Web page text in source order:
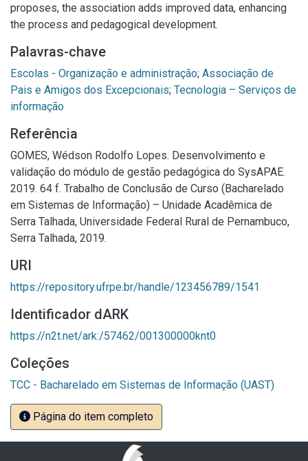
proposes, the association adds improved data, enhancing
the process and pedagogical development.
Palavras-chave
Escolas - Organização e administração; Associação de
Pais e Amigos dos Excepcionais; Tecnologia – Serviços de
informação
Referência
GOMES, Wédson Rodolfo Lopes. Desenvolvimento e
validação do módulo de gestão pedagógica do SysAPAE.
2019. 64 f. Trabalho de Conclusão de Curso (Bacharelado
em Sistemas de Informação) – Unidade Acadêmica de
Serra Talhada, Universidade Federal Rural de Pernambuco,
Serra Talhada, 2019.
URI
https://repository.ufrpe.br/handle/123456789/1541
Identificador dARK
https://n2t.net/ark:/57462/001300000knt0
Coleções
TCC - Bacharelado em Sistemas de Informação (UAST)
Página do item completo